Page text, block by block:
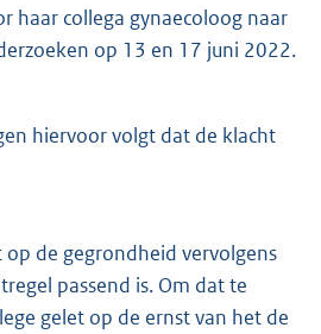
haar collega gynaecoloog naar
op 13 en 17 juni 2022.
hiervoor volgt dat de klacht
op de gegrondheid vervolgens
passend is. Om dat te
gelet op de ernst van het de